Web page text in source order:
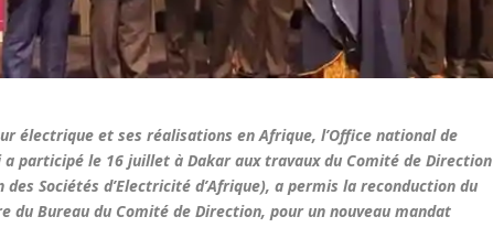
électrique et ses réalisations en Afrique, l’Office national de
a participé le 16 juillet à Dakar aux travaux du Comité de Direction
des Sociétés d’Electricité d’Afrique), a permis la reconduction du
du Bureau du Comité de Direction, pour un nouveau mandat